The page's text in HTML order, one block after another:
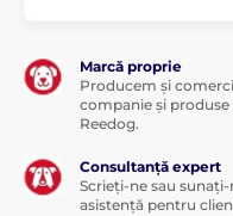
Marcă proprie
Producem și
companie și
Reedog.
Consultanță expert
Scrieți-ne sau sunați-
asistență pentru